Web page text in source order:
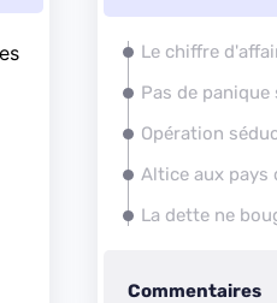
Le chiffre
Pas de
Opération
Altice aux pays
La dette ne
Commentaires